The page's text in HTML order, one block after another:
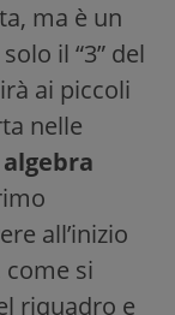
ma è un
il “3” del
ai piccoli
nelle
algebra
all’inizio
si
riquadro e